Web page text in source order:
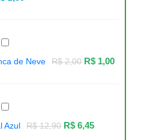
Kit
de
digitalde Neve R$2,00 R$ 1,00
Kit
de
digital
Azul R$12,90 R$ 6,45